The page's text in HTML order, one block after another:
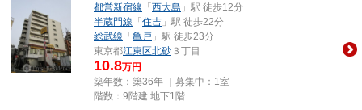
都営新宿線 「 西大島 」駅 徒歩12分
半蔵門線 「 住吉 」駅 徒歩22分
総武線 「 亀戸 」駅 徒歩23分
東京都江東区北砂 ３丁目
10.8万円
築年数：築36年 ｜募集中： 1室
階数：9階建 地下1階